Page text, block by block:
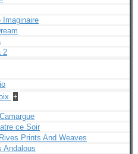
Imaginaire
2
+
ce Soir
Prints And Weaves
Andalous